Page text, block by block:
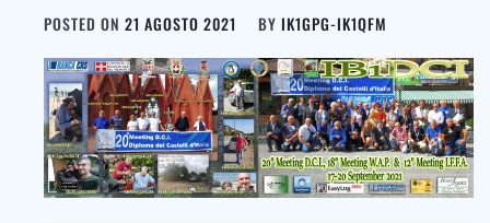
POSTED ON 21 AGOSTO 2021 BY IK1GPG-IK1QFM